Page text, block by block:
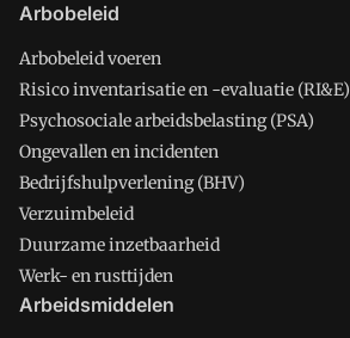
Arbobeleid
Arbobeleid voeren
Risico inventarisatie en -evaluatie (RI&E)
Psychosociale arbeidsbelasting (PSA)
Ongevallen en incidenten
Bedrijfshulpverlening (BHV)
Verzuimbeleid
Duurzame inzetbaarheid
Werk- en rusttijden
Arbeidsmiddelen